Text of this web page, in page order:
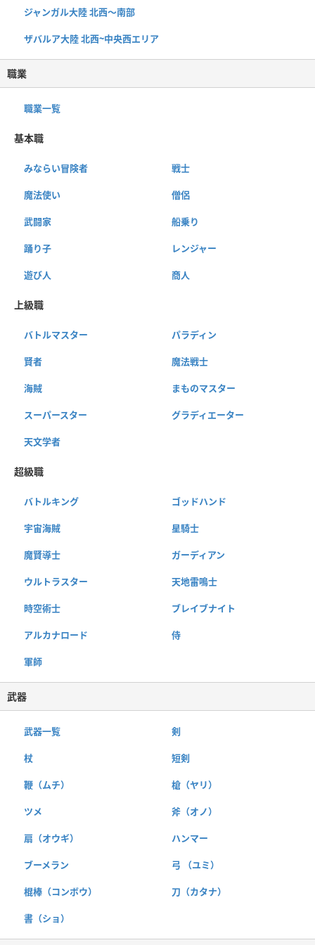
ジャンガル大陸 北西〜南部
ザバルア大陸 北西~中央西エリア
職業
職業一覧
基本職
みならい冒険者 戦士
魔法使い 僧侶
武闘家 船乗り
踊り子 レンジャー
遊び人 商人
上級職
バトルマスター パラディン
賢者 魔法戦士
海賊 まものマスター
スーパースター グラディエーター
天文学者
超級職
バトルキング ゴッドハンド
宇宙海賊 星騎士
魔賢導士 ガーディアン
ウルトラスター 天地雷鳴士
時空術士 ブレイブナイト
アルカナロード 侍
軍師
武器
武器一覧 剣
杖 短剣
鞭（ムチ） 槍（ヤリ）
ツメ 斧（オノ）
扇（オウギ） ハンマー
ブーメラン 弓 （ユミ）
棍棒（コンボウ） 刀（カタナ）
書（ショ）